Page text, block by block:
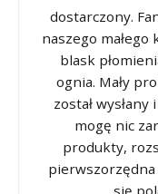
dostarczony.
naszego małego
blask
ognia. Mały
został
mogę nic
produkty,
pierwszorzędna
się